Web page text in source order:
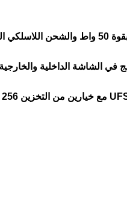
في الشاشة الداخلية والخارجية